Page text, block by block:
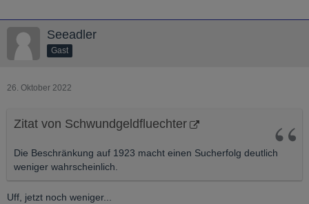
Seeadler
Gast
26. Oktober 2022
Zitat von Schwundgeldfluechter
Die Beschränkung auf 1923 macht einen Sucherfolg deutlich
weniger wahrscheinlich.
Uff, jetzt noch weniger...